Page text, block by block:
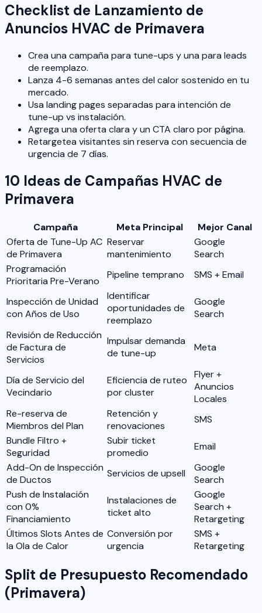
Checklist de Lanzamiento de
Anuncios HVAC de Primavera
Crea una campaña para tune-ups y una para leads
de reemplazo.
Lanza 4-6 semanas antes del calor sostenido en tu
mercado.
Usa landing pages separadas para intención de
tune-up vs instalación.
Agrega una oferta clara y un CTA claro por página.
Retargetea visitantes sin reserva con secuencia de
urgencia de 7 días.
10 Ideas de Campañas HVAC de
Primavera
Campaña Meta Principal
Mejor Canal
Oferta de Tune-Up AC
de Primavera
Reservar
mantenimiento
Google
Search
Programación
Prioritaria Pre-Verano
Pipeline temprano SMS + Email
Inspección de Unidad
con Años de Uso
Identificar
oportunidades de
reemplazo
Google
Search
Revisión de Reducción
de Factura de
Servicios
Impulsar demanda
de tune-up
Meta
Día de Servicio del
Vecindario
Eficiencia de ruteo
por cluster
Flyer +
Anuncios
Locales
Re-reserva de
Miembros del Plan
Retención y
renovaciones
SMS
Bundle Filtro +
Seguridad
Subir ticket
promedio
Email
Add-On de Inspección
de Ductos
Servicios de upsell
Google
Search
Push de Instalación
con 0%
Financiamiento
Instalaciones de
ticket alto
Google
Search +
Retargeting
Últimos Slots Antes de
la Ola de Calor
Conversión por
urgencia
SMS +
Retargeting
Split de Presupuesto Recomendado
(Primavera)